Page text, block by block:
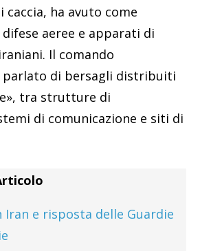
ha avuto come
aeree e apparati di
Il comando
parlato di bersagli distribuiti
tra strutture di
di comunicazione e siti di
Iran e risposta delle Guardie